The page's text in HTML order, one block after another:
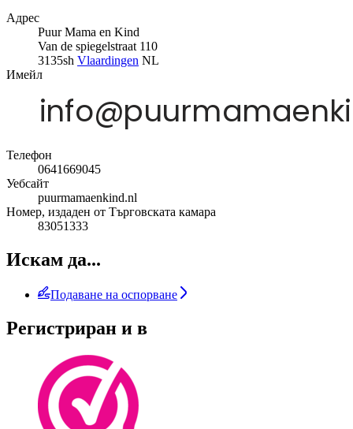
Адрес
Puur Mama en Kind
Van de spiegelstraat 110
3135sh Vlaardingen NL
Имейл
Телефон
0641669045
Уебсайт
puurmamaenkind.nl
Номер, издаден от Търговската камара
83051333
Искам да...
Подаване на оспорване
Регистриран и в